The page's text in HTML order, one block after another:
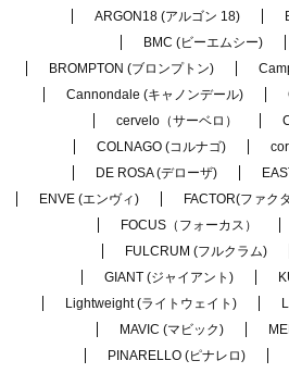
ARGON18 (アルゴン 18)
BMC (ビーエムシー)
BROMPTON (ブロンプトン)
Cannondale (キャノンデール)
cervelo（サーベロ）
COLNAGO (コルナゴ)
DE ROSA (デローザ)
ENVE (エンヴィ)
FACTOR(ファク
FOCUS（フォーカス）
FULCRUM (フルクラム)
GIANT (ジャイアント)
Lightweight (ライトウェイト)
MAVIC (マビック)
PINARELLO (ピナレロ)